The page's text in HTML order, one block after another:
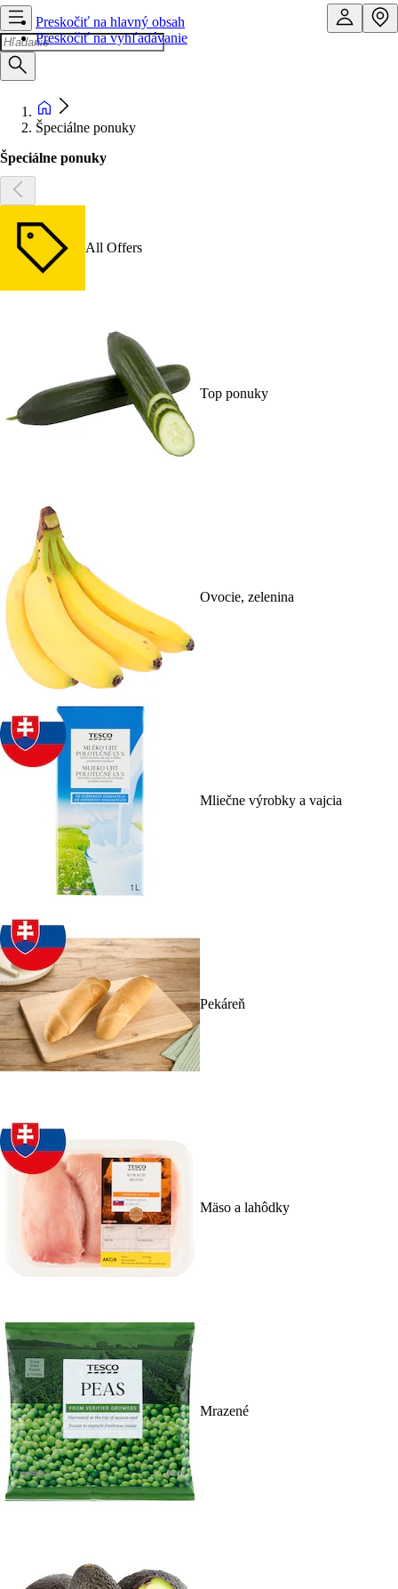
Preskočiť na hlavný obsah
Preskočiť na vyhľadávanie
Špeciálne ponuky
Špeciálne ponuky
All Offers
Top ponuky
Ovocie, zelenina
Mliečne výrobky a vajcia
Pekáreň
Mäso a lahôdky
Mrazené